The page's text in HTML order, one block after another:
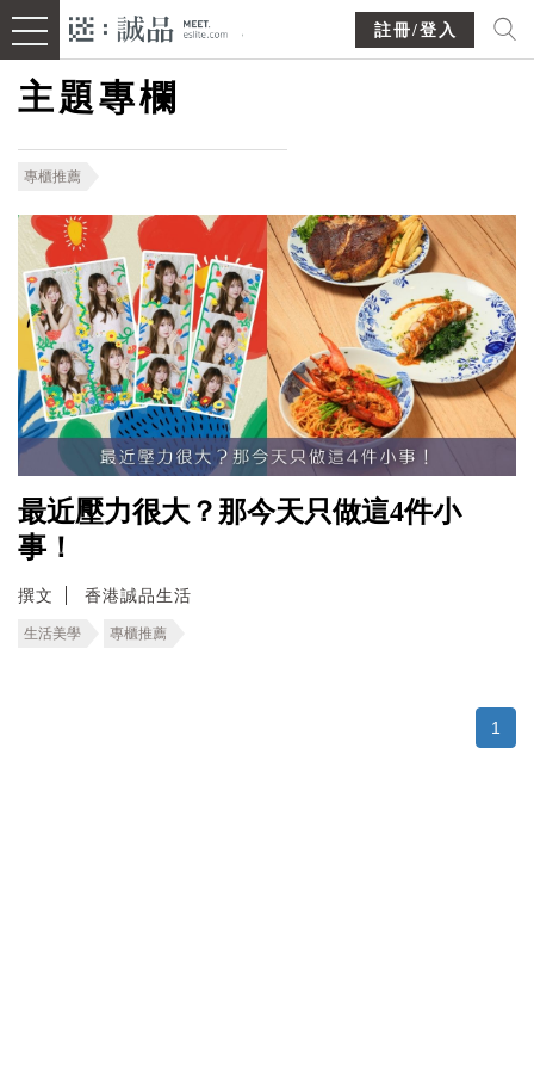
註冊/登入
主題專欄
專櫃推薦
最近壓力很大？那今天只做這4件小
事！
撰文 香港誠品生活
生活美學 專櫃推薦
1